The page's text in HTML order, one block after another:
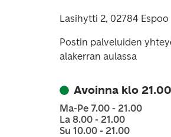
Lasihytti 2, 02784 Espoo
Postin palveluiden
alakerran aulassa
Avoinna klo
Ma-Pe 7.00 - 21.00
La 8.00 - 21.00
Su 10.00 - 21.00